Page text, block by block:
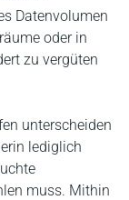
Datenvolumen
oder in
zu vergüten
unterscheiden
lediglich
muss. Mithin